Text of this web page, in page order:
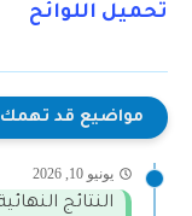
تحميل اللوائح
مواضيع قد تهمك
يونيو 10, 2026